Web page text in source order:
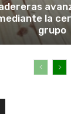
la
grupo